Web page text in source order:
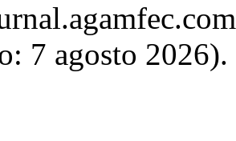
7 agosto 2026).